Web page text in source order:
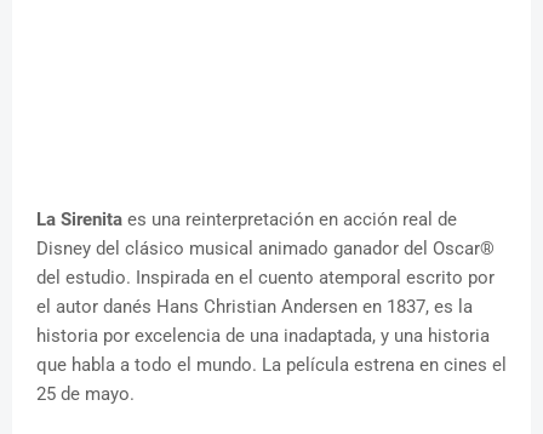
La Sirenita es una reinterpretación en acción real de
Disney del clásico musical animado ganador del Oscar®
del estudio. Inspirada en el cuento atemporal escrito por
el autor danés Hans Christian Andersen en 1837, es la
historia por excelencia de una inadaptada, y una historia
que habla a todo el mundo. La película estrena en cines el
25 de mayo.